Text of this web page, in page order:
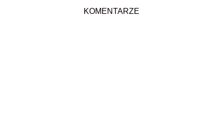
KOMENTARZE